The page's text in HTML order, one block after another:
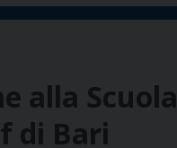
alla Scuola
di Bari